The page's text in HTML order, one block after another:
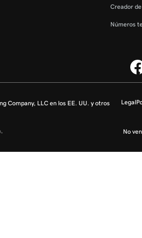
Creador
Números
Legal
No
Company, LLC en los EE. UU. y otros
.